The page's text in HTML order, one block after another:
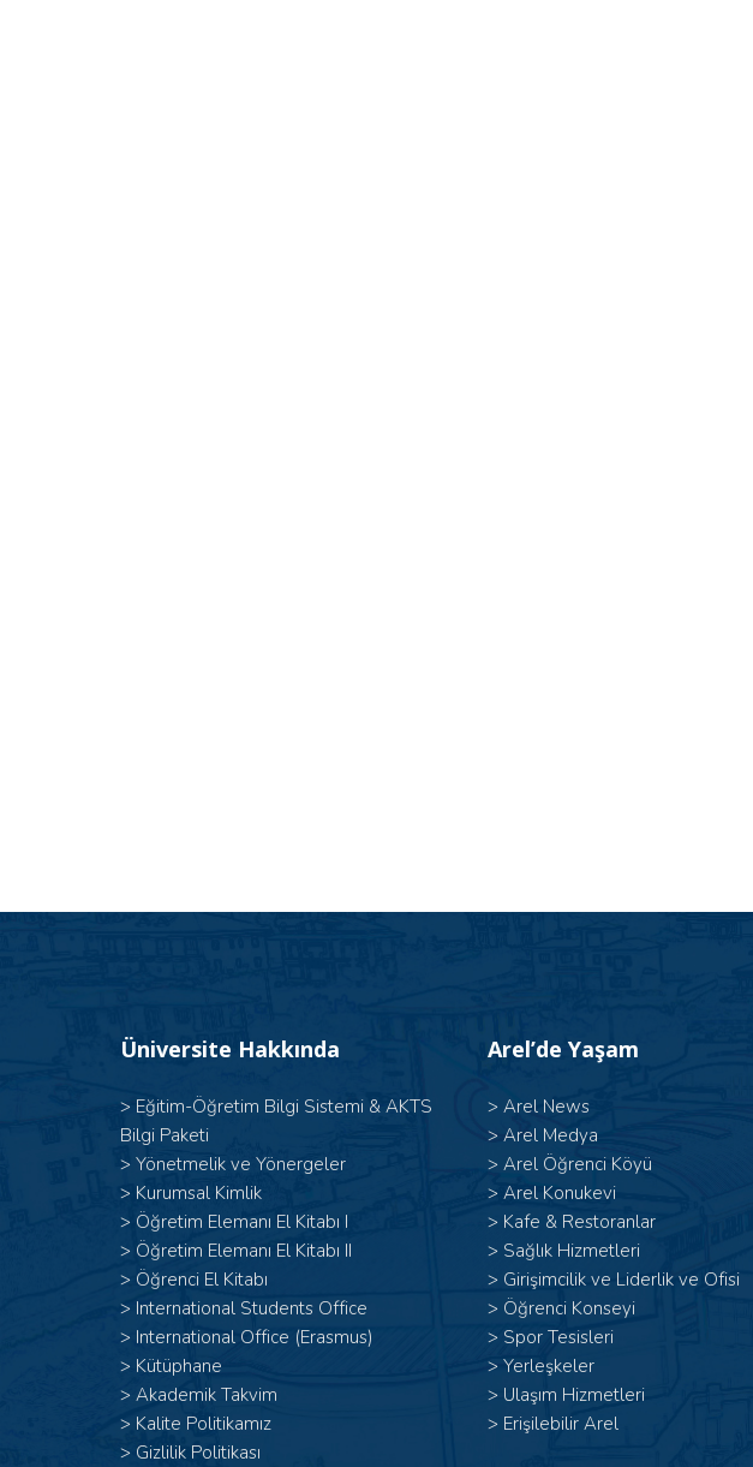
Üniversite Hakkında
> Eğitim-Öğretim Bilgi Sistemi & AKTS
Bilgi Paketi
> Yönetmelik ve Yönergeler
> Kurumsal Kimlik
> Öğretim Elemanı El Kitabı I
> Öğretim Elemanı El Kitabı II
> Öğrenci El Kitabı
> International Students Office
> International Office (Erasmus)
> Kütüphane
> Akademik Takvim
> Kalite Politikamız
> Gizlilik Politikası
Arel’de Yaşam
> Arel News
> Arel Medya
> Arel Öğrenci Köyü
> Arel Konukevi
> Kafe & Restoranlar
> Sağlık Hizmetleri
> Girişimcilik ve Liderlik ve Ofisi
> Öğrenci Konseyi
> Spor Tesisleri
> Yerleşkeler
> Ulaşım Hizmetleri
> Erişilebilir Arel